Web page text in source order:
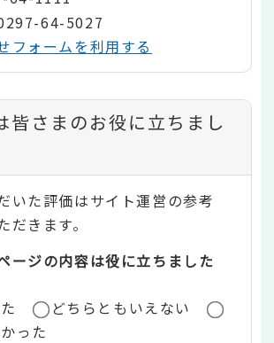
64-5027
フォームを利用する
皆さまのお役に立ちまし
いた評価はサイト運営の参考
だきます。
ージの内容は役に立ちました
どちらともいえない
った